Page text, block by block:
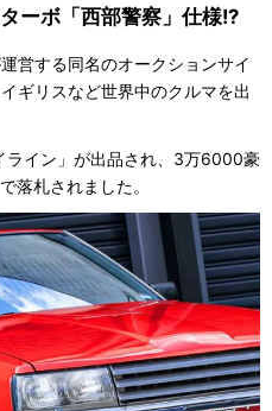
ーボ「西部警察」仕様!?
営する同名のオークションサイ
ギリスなど世界中のクルマを出
イン」が出品され、3万6000豪
落札されました。